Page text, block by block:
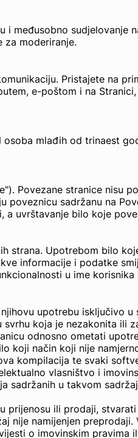
međusobno sudjelovanje
za moderiranje.
Pristajete na
e-poštom i na
mlađih od trinaest
Povezane stranice nisu
sadržanu na
uvrštavanje bilo koje
strana. Upotrebom bilo
informacije i podatke
u ime korisnika
upotrebu isključivo
koja je nezakonita ili
odnosno ometati
način koji nije
kompilacija te svaki
vlasništvo i
u takvom
ili prodaji,
nije namijenjen
o imovinskim